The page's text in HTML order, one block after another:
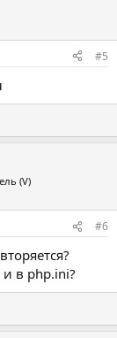
#5
(V)
#6
и в php.ini?